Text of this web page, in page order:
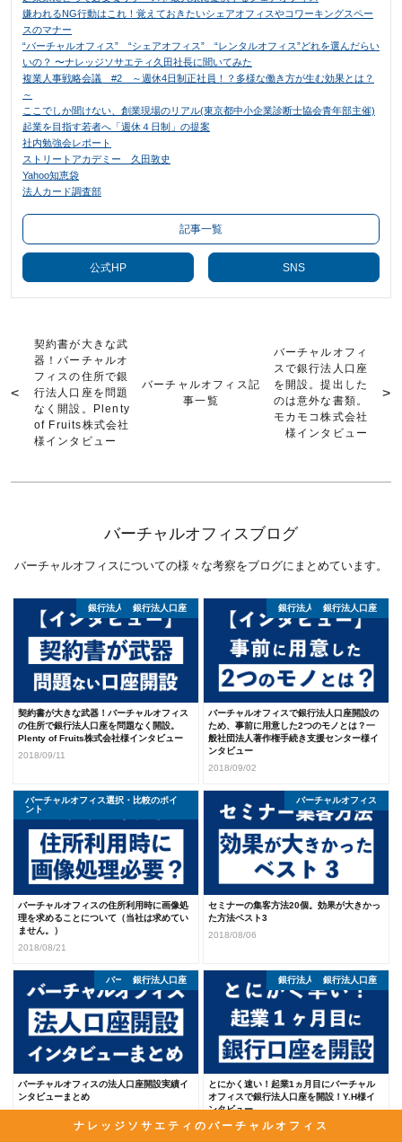
嫌われるNG行動はこれ！覚えておきたいシェアオフィスやコワーキングスペー
スのマナー
“バーチャルオフィス” “シェアオフィス” “レンタルオフィス”どれを選んだらい
いの？ 〜ナレッジソサエティ久田社長に聞いてみた
複業人事戦略会議 #2 ～週休4日制正社員！？多様な働き方が生む効果とは？
～
ここでしか聞けない、創業現場のリアル(東京都中小企業診断士協会青年部主催)
起業を目指す若者へ「週休４日制」の提案
社内勉強会レポート
ストリートアカデミー 久田敦史
Yahoo知恵袋
法人カード調査部
記事一覧
公式HP SNS
契約書が大きな武
器！バーチャルオ
フィスの住所で銀
行法人口座を問題
なく開設。Plenty
of Fruits株式会社
様インタビュー
バーチャルオフィス記
事一覧
バーチャルオフィ
スで銀行法人口座
を開設。提出した
のは意外な書類。
モカモコ株式会社
様インタビュー
バーチャルオフィスブログ
バーチャルオフィスについての様々な考察をブログにまとめています。
契約書が大きな武器！バーチャルオフィス
の住所で銀行法人口座を問題なく開設。
Plenty of Fruits株式会社様インタビュー
2018/09/11
バーチャルオフィス
銀行法人口座開設体験談
銀行法人口座
バーチャルオフィスで銀行法人口座開設の
ため、事前に用意した2つのモノとは？一
般社団法人著作権手続き支援センター様イ
ンタビュー
2018/09/02
バーチャルオフィス
銀行法人口座開設体験談
銀行法人口座
バーチャルオフィスの住所利用時に画像処
理を求めることについて（当社は求めてい
ません。）
2018/08/21
バーチャルオフィス
バーチャルオフィス選択・比較のポイ
ント
セミナーの集客方法20個。効果が大きかっ
た方法ベスト3
2018/08/06
バーチャルオフィス
バーチャルオフィスの法人口座開設実績イ
ンタビューまとめ
バーチャルオフィス
銀行法人口座
とにかく速い！起業1ヵ月目にバーチャル
オフィスで銀行法人口座を開設！Y.H様イ
ンタビュー
2018/07/23
バーチャルオフィス
銀行法人口座開設体験談
銀行法人口座
ナレッジソサエティのバーチャルオフィス